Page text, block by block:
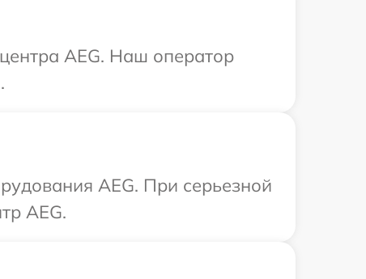
AEG. Наш оператор
AEG. При серьезной
AEG.